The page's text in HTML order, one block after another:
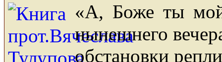
«А, Боже ты
нынешнего
обстановки